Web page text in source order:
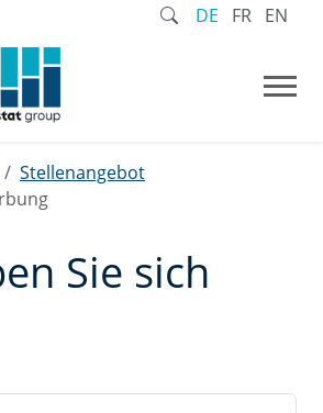
DE FR EN
Stellenangebot
Sie sich